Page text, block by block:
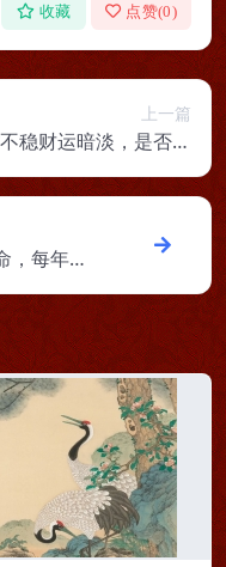
收藏 点赞(0)
上一篇
稳财运暗淡，是否飞
天禄马格？
，每年都